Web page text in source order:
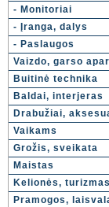
- Monitoriai
- Įranga, dalys
- Paslaugos
Vaizdo, garso
Buitinė technika
Baldai, interjeras
Drabužiai,
Vaikams
Grožis, sveikata
Maistas
Kelionės, turizmas
Pramogos,